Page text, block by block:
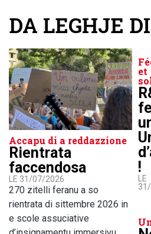
DA LEGHJE
Accapu di a reddazzione
Rientrata
faccendosa
LE 31/07/2026
270 zitelli feranu a so
rientrata di sittembre 2026 in
e scole assuciative
et
!
LE